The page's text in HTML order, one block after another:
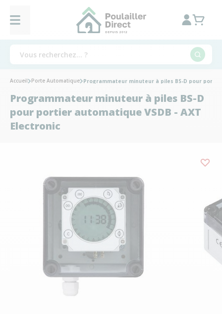
Accueil Porte Automatique Programmateur minuteur à piles BS-D pour
Programmateur minuteur à piles BS-D
pour portier automatique VSDB - AXT
Electronic